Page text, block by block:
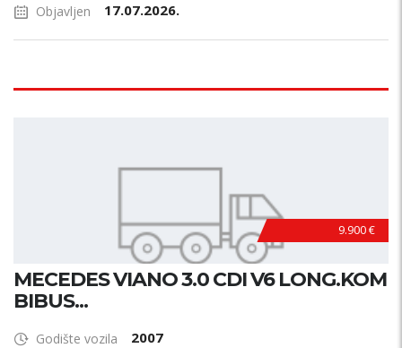
Objavljen 17.07.2026.
9.900 €
MECEDES VIANO 3.0 CDI V6 LONG.KOM
BIBUS...
Godište vozila 2007